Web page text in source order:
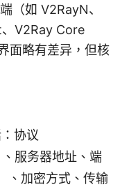
（如 V2RayN、
V2Ray Core
面略有差异，但核
协议
服务器地址、端
、加密方式、传输